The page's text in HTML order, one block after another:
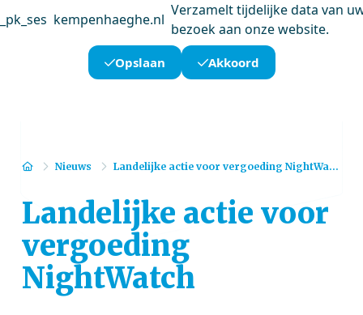
_pk_ses kempenhaeghe.nl
Verzamelt tijdelijke data van
bezoek aan onze website.
Opslaan Akkoord
HomeNieuws Landelijke actie voor vergoeding NightWa...
Landelijke actie voor
vergoeding
NightWatch